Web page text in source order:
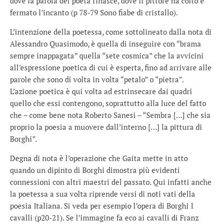
fermato l’incanto (p 78-79 Sono fiabe di cristallo).
L’intenzione della poetessa, come sottolineato dalla nota di
Alessandro Quasimodo, è quella di inseguire con “brama
sempre inappagata” quella “sete cosmica” che la avvicini
all’espressione poetica di cui è esperta, fino ad arrivare alle
parole che sono di volta in volta “petalo” o “pietra”.
L’azione poetica è qui volta ad estrinsecare dai quadri
quello che essi contengono, soprattutto alla luce del fatto
che – come bene nota Roberto Sanesi – “Sembra […] che sia
proprio la poesia a muovere dall’interno […] la pittura di
Borghi”.
Degna di nota è l’operazione che Gaita mette in atto
quando un dipinto di Borghi dimostra più evidenti
connessioni con altri maestri del passato. Qui infatti anche
la poetessa a sua volta riprende versi di noti vati della
poesia Italiana. Si veda per esempio l’opera di Borghi I
cavalli (p20-21). Se l’immagine fa eco ai cavalli di Franz